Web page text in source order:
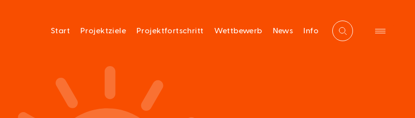
Start Projektziele Projektfortschritt Wettbewerb News Info